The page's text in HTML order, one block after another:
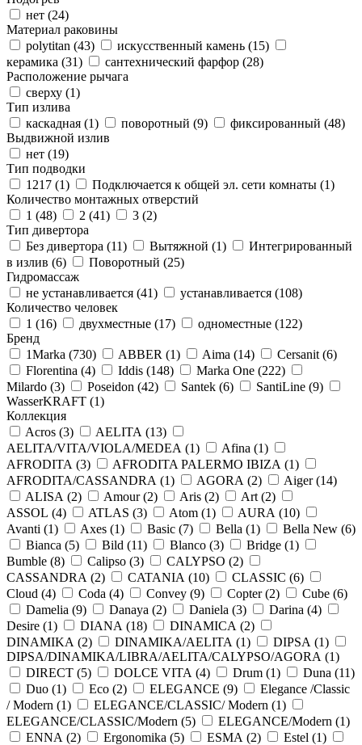
нет (24)
Материал раковины
polytitan (43) искусственный камень (15)
керамика (31) сантехнический фарфор (28)
Расположение рычага
сверху (1)
Тип излива
каскадная (1) поворотный (9) фиксированный (48)
Выдвижной излив
нет (19)
Тип подводки
1217 (1) Подключается к общей эл. сети комнаты (1)
Количество монтажных отверстий
1 (48) 2 (41) 3 (2)
Тип дивертора
Без дивертора (11) Вытяжной (1)
Интегрированный
в излив (6) Поворотный (25)
Гидромассаж
не устанавливается (41) устанавливается (108)
Количество человек
1 (16) двухместные (17) одноместные (122)
Бренд
1Marka (730) ABBER (1) Aima (14) Cersanit (6)
Florentina (4) Iddis (148) Marka One (222)
Milardo (3) Poseidon (42) Santek (6) SantiLine (9)
WasserKRAFT (1)
Коллекция
Acros (3) AELITA (13)
AELITA/VITA/VIOLA/MEDEA (1) Afina (1)
AFRODITA (3) AFRODITA PALERMO IBIZA (1)
AFRODITA/CASSANDRA (1) AGORA (2) Aiger (14)
ALISA (2) Amour (2) Aris (2) Art (2)
ASSOL (4) ATLAS (3) Atom (1) AURA (10)
Avanti (1) Axes (1) Basic (7) Bella (1) Bella New (6)
Bianca (5) Bild (11) Blanco (3) Bridge (1)
Bumble (8) Calipso (3) CALYPSO (2)
CASSANDRA (2) CATANIA (10) CLASSIC (6)
Cloud (4) Coda (4) Convey (9) Copter (2) Cube (6)
Damelia (9) Danaya (2) Daniela (3) Darina (4)
Desire (1) DIANA (18) DINAMICA (2)
DINAMIKA (2) DINAMIKA/AELITA (1) DIPSA (1)
DIPSA/DINAMIKA/LIBRA/AELITA/CALYPSO/AGORA (1)
DIRECT (5) DOLCE VITA (4) Drum (1) Duna (11)
Duo (1) Eco (2) ELEGANCE (9)
Elegance /Classic
/ Modern (1) ELEGANCE/CLASSIC/ Modern (1)
ELEGANCE/CLASSIC/Modern (5) ELEGANCE/Modern (1)
ENNA (2) Ergonomika (5) ESMA (2) Estel (1)